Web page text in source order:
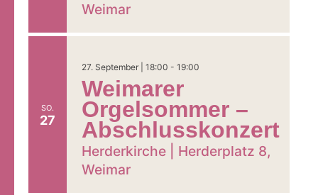
Weimar
SO.
27
27. September | 18:00 - 19:00
Weimarer
Orgelsommer –
Abschlusskonzert
Herderkirche | Herderplatz 8,
Weimar